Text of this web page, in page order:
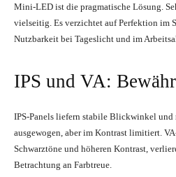
Mini-LED ist die pragmatische Lösung.
vielseitig. Es verzichtet auf Perfektion im
Nutzbarkeit bei Tageslicht und im
IPS und VA:
IPS-Panels liefern stabile Blickwinkel und
ausgewogen, aber im Kontrast limitiert.
Schwarztöne und höheren Kontrast,
Betrachtung an Farbtreue.